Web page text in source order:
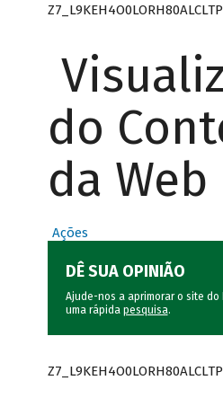
do
da Web
Ações
DÊ SUA OPINIÃO
Ajude-nos a aprimorar o site do
uma rápida pesquisa.